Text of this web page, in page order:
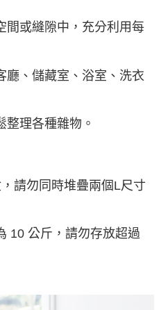
間或縫隙中，充分利用每
廳、儲藏室、浴室、洗衣
整理各種雜物。
請勿同時堆疊兩個L尺寸
10 公斤，請勿存放超過